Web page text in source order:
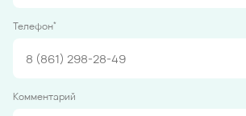
Телефон*
Комментарий